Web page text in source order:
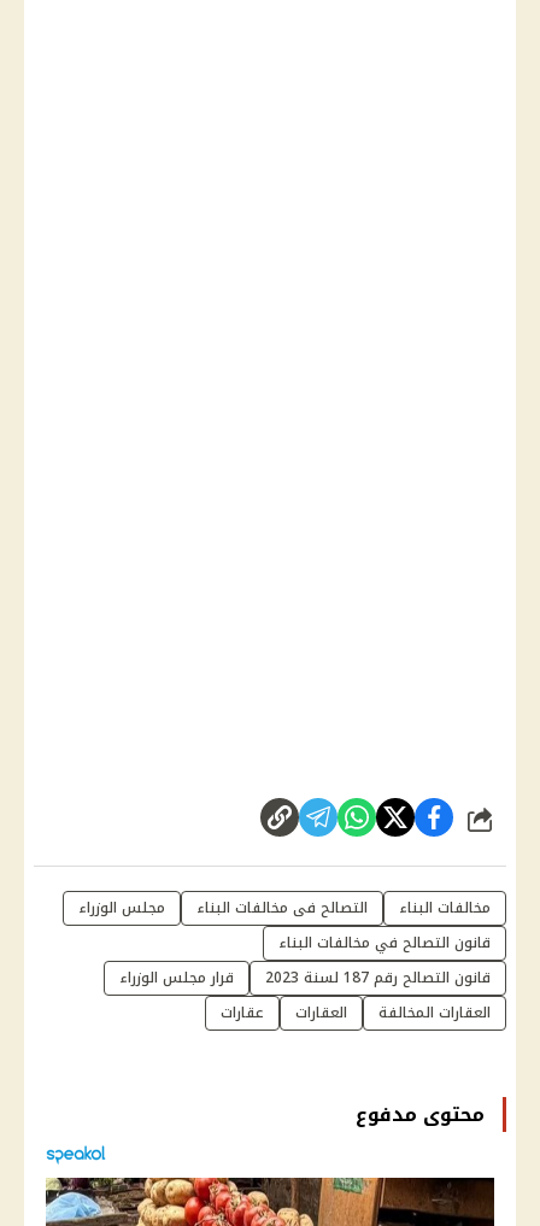
شارك
مخالفات البناء التصالح فى مخالفات البناء
مجلس الوزراء
قانون التصالح في مخالفات البناء
قانون التصالح رقم 187 لسنة 2023
قرار مجلس الوزراء
العقارات المخالفة
العقارات عقارات
محتوى مدفوع